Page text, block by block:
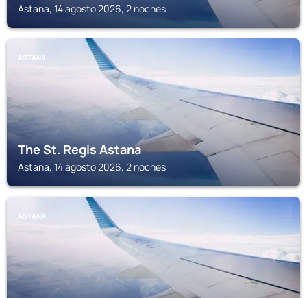
Astana, 14 agosto 2026, 2 noches
ASTANA
The St. Regis Astana
Astana, 14 agosto 2026, 2 noches
ASTANA